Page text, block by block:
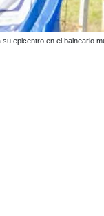
epicentro en el balneario